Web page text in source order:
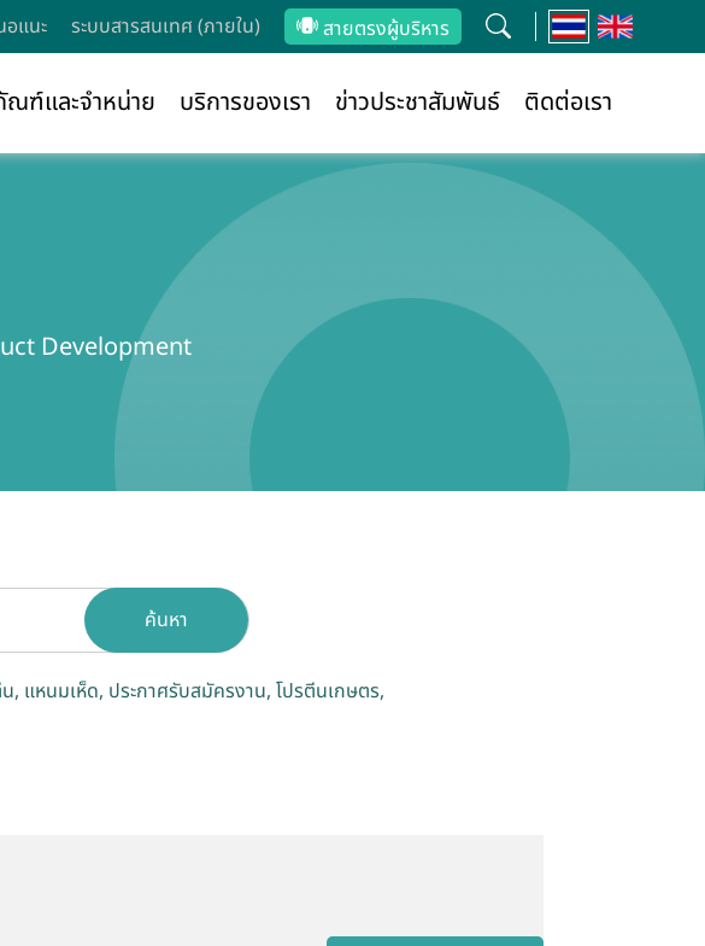
อแนะ ระบบสารสนเทศ (ภายใน) สายตรงผู้บริหาร
ฑ์และจำหน่าย บริการของเรา ข่าวประชาสัมพันธ์ ติดต่อเรา
Development
ค้นหา
แหนมเห็ด ประกาศรับสมัครงาน โปรตีนเกษตร